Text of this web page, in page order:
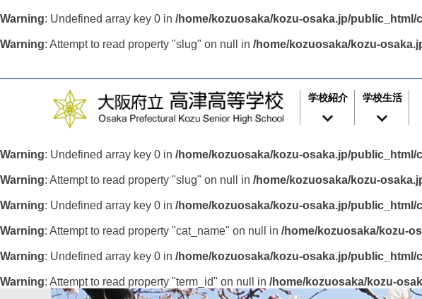
Warning: Undefined array key 0 in /home/kozuosaka/kozu-osaka.jp/
Warning: Attempt to read property "slug" on null in /home/kozuosaka/kozu-
学校紹介 学校生活
Warning: Undefined array key 0 in /home/kozuosaka/kozu-osaka.jp/
Warning: Attempt to read property "slug" on null in /home/kozuosaka/kozu-
Warning: Undefined array key 0 in /home/kozuosaka/kozu-osaka.jp/
Warning: Attempt to read property "cat_name" on null in /home/kozuosaka/kozu-
Warning: Undefined array key 0 in /home/kozuosaka/kozu-osaka.jp/
Warning: Attempt to read property "term_id" on null in /home/kozuosaka/kozu-